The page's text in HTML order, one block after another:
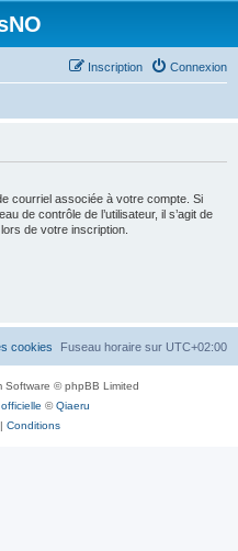
Connexion
Inscription
courriel associée à votre compte. Si
de contrôle de l’utilisateur, il s’agit de
de votre inscription.
Fuseau horaire sur UTC+02:00
cookies
Software © phpBB Limited
©Qiaeru
| Conditions